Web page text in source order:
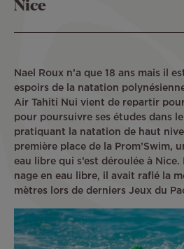
Nice
Nael Roux n’a que 18 ans mais il
espoirs de la natation
Air Tahiti Nui vient de repartir
pour poursuivre ses études dans
pratiquant la natation de haut
première place de la Prom’Swim,
eau libre qui s’est déroulée à
nage en eau libre, il avait raflé la
mètres lors de derniers Jeux du